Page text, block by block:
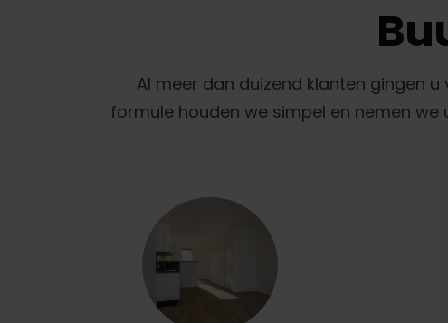
Al meer dan duizend klanten gingen
formule houden we simpel en nemen